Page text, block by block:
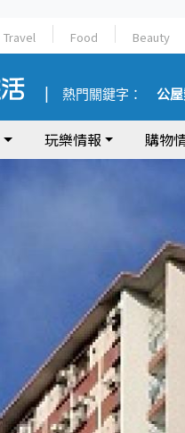
Travel Food Beauty
熱門關鍵字： 公
玩樂情報 購物